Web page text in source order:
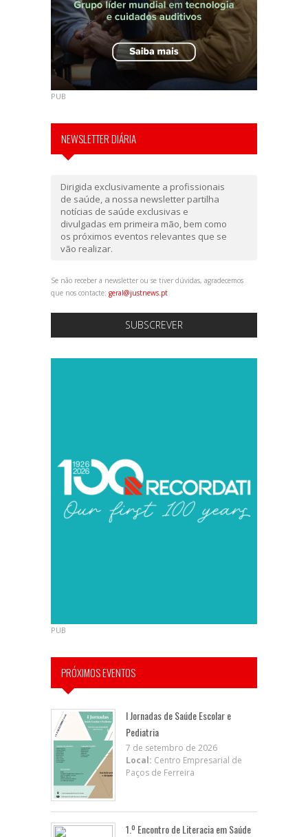
PUB
NEWSLETTER DIÁRIA
Dirigida exclusivamente a profissionais
de saúde, a nossa newsletter partilha
notícias de saúde exclusivas e
divulgadas em primeira mão, bem como
os próximos eventos relevantes que se
vão realizar.
Se não receber a newsletter ou se tiver dúvidas, agradecemos
que nos contacte: geral@justnews.pt
SUBSCREVER
PUB
PRÓXIMOS EVENTOS
I Jornadas de Saúde Escolar e
Pediatria
7 de setembro de 2026
Local: Centro Empresarial de
Paços de Ferreira
1.º Encontro de Literacia em Saúde